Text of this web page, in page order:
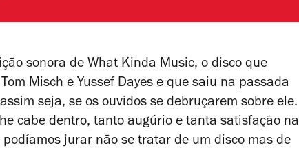
sonora de What Kinda Music, o disco que
Misch e Yussef Dayes e que saiu na passada
seja, se os ouvidos se debruçarem sobre ele.
cabe dentro, tanto augúrio e tanta satisfação na
jurar não se tratar de um disco mas de